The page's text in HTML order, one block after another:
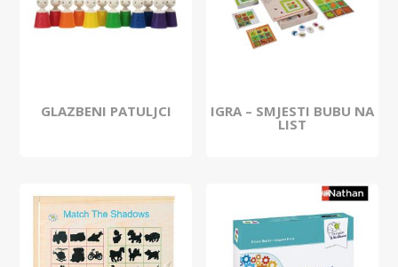
GLAZBENI PATULJCI IGRA – SMJESTI BUBU NA
LIST